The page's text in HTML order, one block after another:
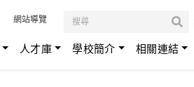
網站導覽
人才庫 學校簡介 相關連結